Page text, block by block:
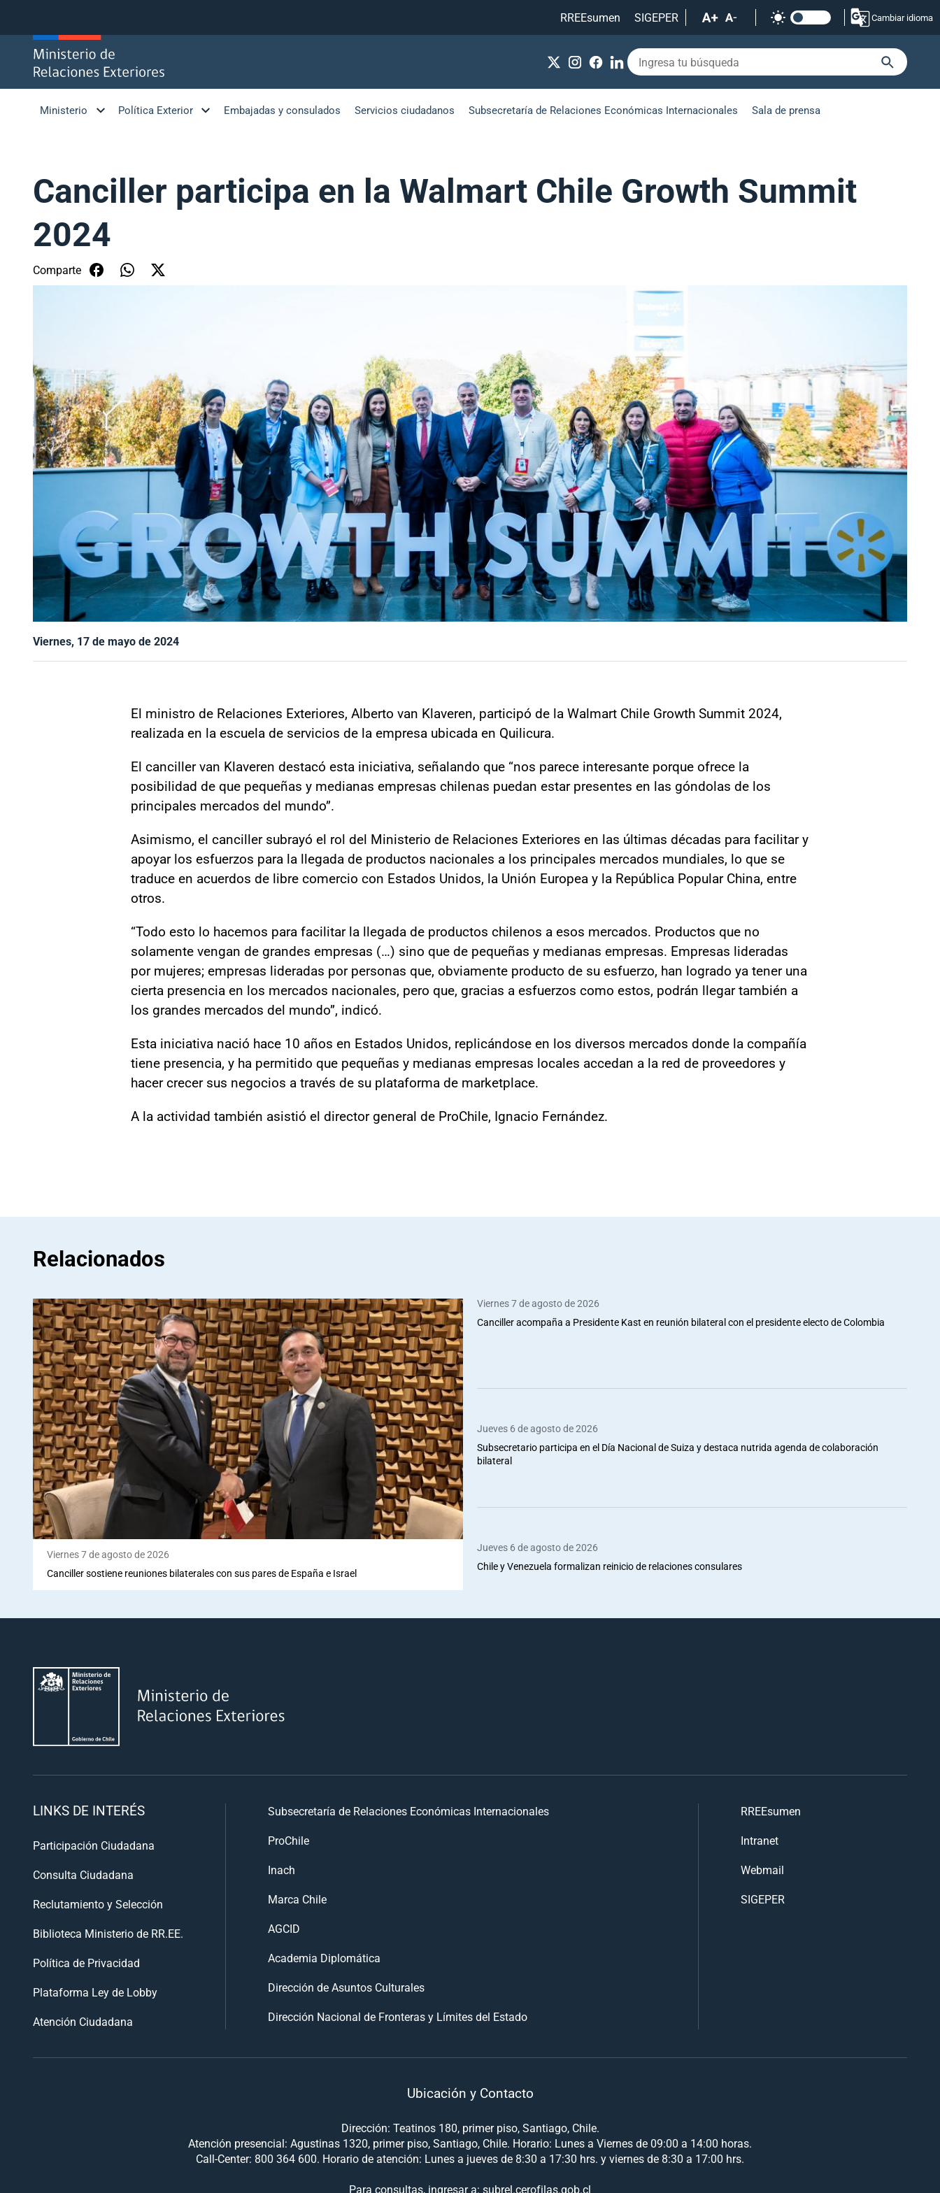
RREEsumen
SIGEPER Cambiar idioma
Ministerio Política Exterior Embajadas y consulados Servicios ciudadanos Subsecretaría de Relaciones Económicas Internacionales Sala de prensa
Canciller participa en la Walmart Chile Growth Summit
2024
Comparte
Viernes, 17 de mayo de 2024
El ministro de Relaciones Exteriores, Alberto van Klaveren, participó de la Walmart Chile Growth Summit 2024,
realizada en la escuela de servicios de la empresa ubicada en Quilicura.
El canciller van Klaveren destacó esta iniciativa, señalando que “nos parece interesante porque ofrece la
posibilidad de que pequeñas y medianas empresas chilenas puedan estar presentes en las góndolas de los
principales mercados del mundo”.
Asimismo, el canciller subrayó el rol del Ministerio de Relaciones Exteriores en las últimas décadas para facilitar y
apoyar los esfuerzos para la llegada de productos nacionales a los principales mercados mundiales, lo que se
traduce en acuerdos de libre comercio con Estados Unidos, la Unión Europea y la República Popular China, entre
otros.
“Todo esto lo hacemos para facilitar la llegada de productos chilenos a esos mercados. Productos que no
solamente vengan de grandes empresas (…) sino que de pequeñas y medianas empresas. Empresas lideradas
por mujeres; empresas lideradas por personas que, obviamente producto de su esfuerzo, han logrado ya tener una
cierta presencia en los mercados nacionales, pero que, gracias a esfuerzos como estos, podrán llegar también a
los grandes mercados del mundo”, indicó.
Esta iniciativa nació hace 10 años en Estados Unidos, replicándose en los diversos mercados donde la compañía
tiene presencia, y ha permitido que pequeñas y medianas empresas locales accedan a la red de proveedores y
hacer crecer sus negocios a través de su plataforma de marketplace.
A la actividad también asistió el director general de ProChile, Ignacio Fernández.
Relacionados
Viernes 7 de agosto de 2026
Canciller sostiene reuniones bilaterales con sus pares de España e Israel
Viernes 7 de agosto de 2026
Canciller acompaña a Presidente Kast en reunión bilateral con el presidente electo de Colombia
Jueves 6 de agosto de 2026
Subsecretario participa en el Día Nacional de Suiza y destaca nutrida agenda de colaboración
bilateral
Jueves 6 de agosto de 2026
Chile y Venezuela formalizan reinicio de relaciones consulares
LINKS DE INTERÉS
Participación Ciudadana
Consulta Ciudadana
Reclutamiento y Selección
Biblioteca Ministerio de RR.EE.
Política de Privacidad
Plataforma Ley de Lobby
Atención Ciudadana
Subsecretaría de Relaciones Económicas Internacionales
ProChile
Inach
Marca Chile
AGCID
Academia Diplomática
Dirección de Asuntos Culturales
Dirección Nacional de Fronteras y Límites del Estado
RREEsumen
Intranet
Webmail
SIGEPER
Ubicación y Contacto
Dirección: Teatinos 180, primer piso, Santiago, Chile.
Atención presencial: Agustinas 1320, primer piso, Santiago, Chile. Horario: Lunes a Viernes de 09:00 a 14:00 horas.
Call-Center: 800 364 600. Horario de atención: Lunes a jueves de 8:30 a 17:30 hrs. y viernes de 8:30 a 17:00 hrs.
Para consultas, ingresar a: subrel.cerofilas.gob.cl